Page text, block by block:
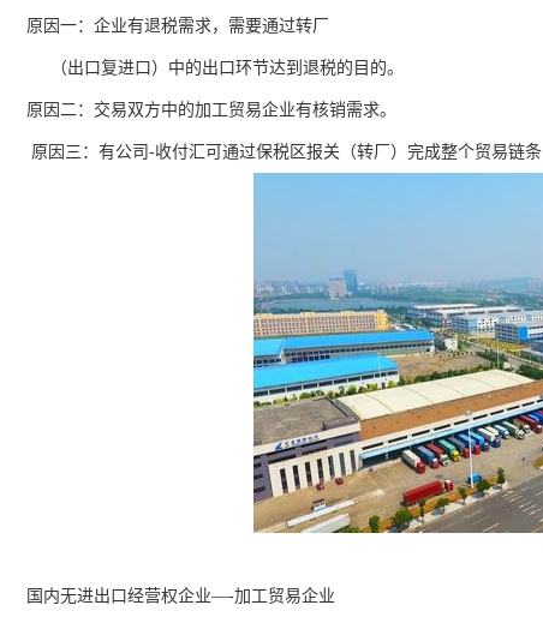
原因一：企业有退税需求，需要通过转厂
（出口复进口）中的出口环节达到退税的目的。
原因二：交易双方中的加工贸易企业有核销需求。
原因三：有公司-收付汇可通过保税区报关（转厂）完成整个贸易链条
国内无进出口经营权企业—-加工贸易企业